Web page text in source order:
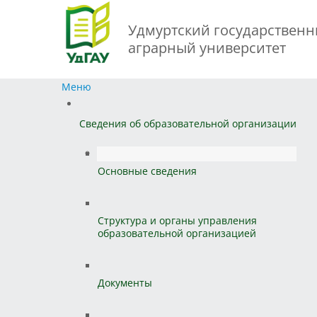
Удмуртский
аграрный университет
Меню
Сведения об образовательной организации
Основные сведения
Структура и органы управления
образовательной организацией
Документы